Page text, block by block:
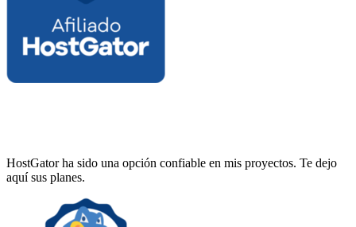
HostGator ha sido una opción confiable en mis proyectos. Te dejo
aquí sus planes.